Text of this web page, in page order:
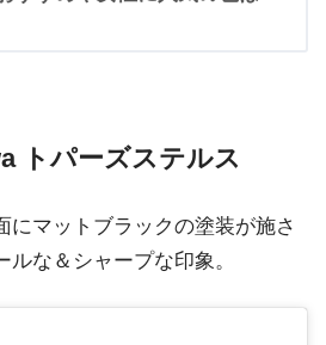
トパーズステルス
にマットブラックの塗装が施さ
な＆シャープな印象。